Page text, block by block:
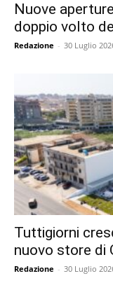
Nuove
doppio volto
Redazione - 30 Luglio
Tuttigiorni
nuovo store di
Redazione - 30 Luglio